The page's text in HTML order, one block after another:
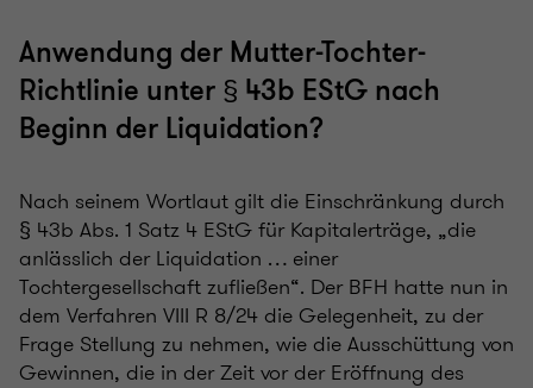
Anwendung der Mutter-Tochter-
Richtlinie unter § 43b EStG nach
Beginn der Liquidation?
Nach seinem Wortlaut gilt die Einschränkung durch
§ 43b Abs. 1 Satz 4 EStG für Kapitalerträge, „die
anlässlich der Liquidation … einer
Tochtergesellschaft zufließen“. Der BFH hatte nun in
dem Verfahren VIII R 8/24 die Gelegenheit, zu der
Frage Stellung zu nehmen, wie die Ausschüttung von
Gewinnen, die in der Zeit vor der Eröffnung des